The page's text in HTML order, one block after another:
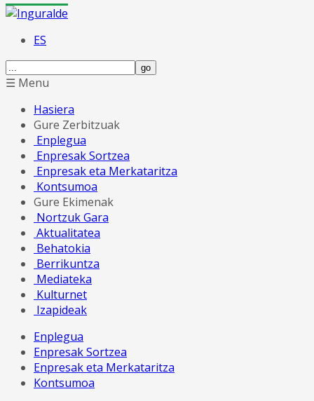
ES
☰ Menu
Hasiera
Gure Zerbitzuak
Enplegua
Enpresak Sortzea
Enpresak eta Merkataritza
Kontsumoa
Gure Ekimenak
Nortzuk Gara
Aktualitatea
Behatokia
Berrikuntza
Mediateka
Kulturnet
Izapideak
Enplegua
Enpresak Sortzea
Enpresak eta Merkataritza
Kontsumoa